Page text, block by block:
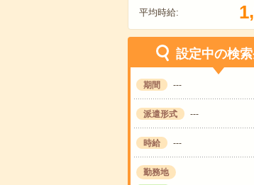
平均時給: 1,
設定中の検
期間 ---
派遣形式 ---
時給 ---
勤務地